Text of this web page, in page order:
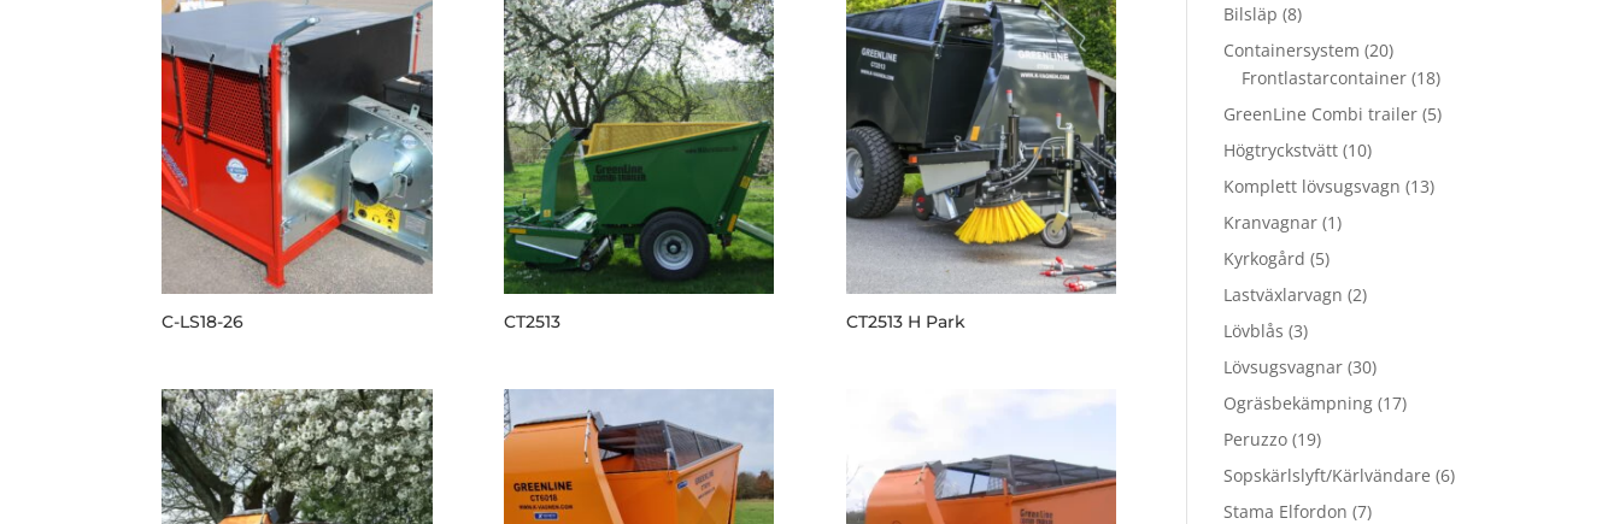
C-LS18-26 CT2513 CT2513 H Park
Bilsläp 88
produkter
Containersystem 2020
produkter
Frontlastarcontainer 1818
produkter
GreenLine Combi trailer 55
Högtryckstvätt 1010
produkter
Komplett lövsugsvagn 1313
Kranvagnar 11
Kyrkogård 55
produkter
Lastväxlarvagn 22
Lövblås 33
produkter
Lövsugsvagnar 3030
produkter
Ogräsbekämpning 1717
Peruzzo 1919
produkter
Sopskärlslyft/Kärlvändare 66
Stama Elfordon 77